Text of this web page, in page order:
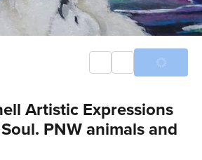
Artistic Expressions
PNW animals and